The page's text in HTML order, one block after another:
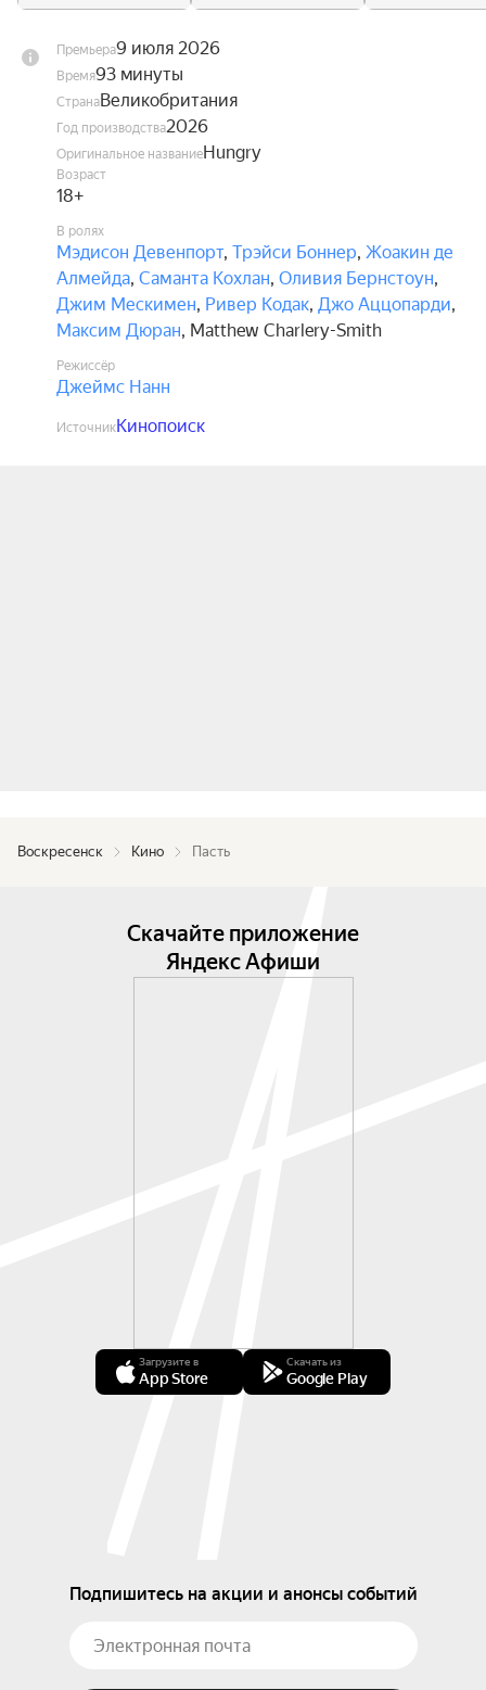
Премьера9 июля 2026
Время93 минуты
СтранаВеликобритания
Год производства2026
Оригинальное названиеHungry
Возраст
18+
В ролях
Мэдисон Девенпорт, Трэйси Боннер, Жоакин де
Алмейда, Саманта Кохлан, Оливия Бернстоун,
Джим Мескимен, Ривер Кодак, Джо Аццопарди,
Максим Дюран, Matthew Charlery-Smith
Режиссёр
Джеймс Нанн
ИсточникКинопоиск
Воскресенск Кино Пасть
Скачайте приложение
Яндекс Афиши
Загрузите в
App Store
Скачать из
Google Play
Подпишитесь на акции и анонсы событий